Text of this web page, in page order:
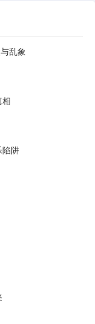
乱象
相
陷阱